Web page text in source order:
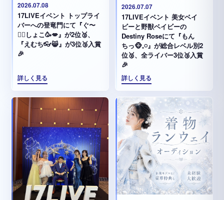
2026.07.08
17LIVEイベント トップライ
バーへの登竜門にて『ぐ〜
✊🏻‪しょこ🥳💋』が2位🥈、
『えむち👓😸』が3位🥉入賞
🎉
詳しく見る
2026.07.07
17LIVEイベント 美女ベイ
ビーと野獣ベイビーの
Destiny Roseにて『もん
ちっ🐵𓈒𓏸︎︎︎︎』が総合レベル別2
位🥈、全ライバー3位🥉入賞
🎉
詳しく見る